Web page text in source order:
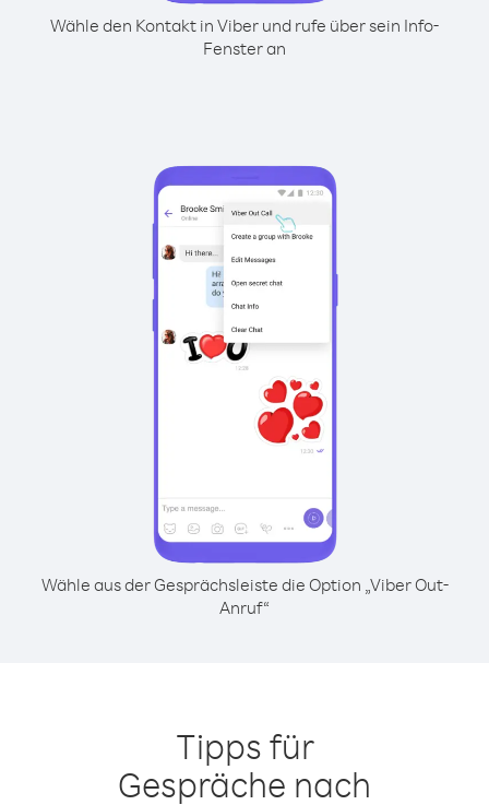
Wähle den Kontakt in Viber und rufe über sein Info-
Fenster an
Wähle aus der Gesprächsleiste die Option „Viber Out-
Anruf“
Tipps für
Gespräche nach